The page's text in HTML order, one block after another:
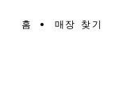
홈 매장 찾기